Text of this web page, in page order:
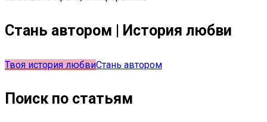
Стань автором | История любви
Твоя история любвиСтань автором
Поиск по статьям